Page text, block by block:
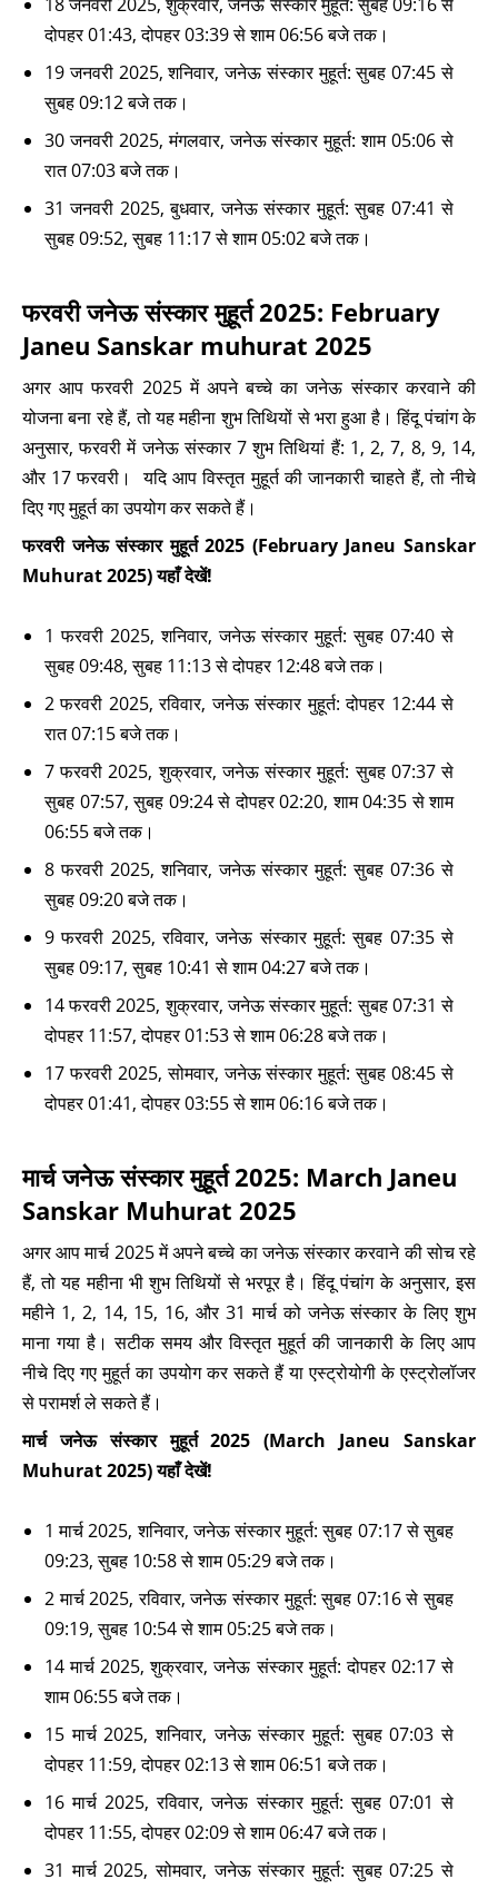
दोपहर 01:43, दोपहर 03:39 से शाम 06:56 बजे तक।
19 जनवरी 2025, शनिवार, जनेऊ संस्कार मुहूर्त: सुबह 07:45 से
सुबह 09:12 बजे तक।
30 जनवरी 2025, मंगलवार, जनेऊ संस्कार मुहूर्त: शाम 05:06 से
रात 07:03 बजे तक।
31 जनवरी 2025, बुधवार, जनेऊ संस्कार मुहूर्त: सुबह 07:41 से
सुबह 09:52, सुबह 11:17 से शाम 05:02 बजे तक।
फरवरी जनेऊ संस्कार मुहूर्त 2025: February
Janeu Sanskar muhurat 2025
अगर आप फरवरी 2025 में अपने बच्चे का जनेऊ संस्कार करवाने की
योजना बना रहे हैं, तो यह महीना शुभ तिथियों से भरा हुआ है। हिंदू पंचांग के
अनुसार, फरवरी में जनेऊ संस्कार 7 शुभ तिथियां हैं: 1, 2, 7, 8, 9, 14,
और 17 फरवरी। यदि आप विस्तृत मुहूर्त की जानकारी चाहते हैं, तो नीचे
दिए गए मुहूर्त का उपयोग कर सकते हैं।
फरवरी जनेऊ संस्कार मुहूर्त 2025 (February Janeu Sanskar
Muhurat 2025) यहाँ देखें!
1 फरवरी 2025, शनिवार, जनेऊ संस्कार मुहूर्त: सुबह 07:40 से
सुबह 09:48, सुबह 11:13 से दोपहर 12:48 बजे तक।
2 फरवरी 2025, रविवार, जनेऊ संस्कार मुहूर्त: दोपहर 12:44 से
रात 07:15 बजे तक।
7 फरवरी 2025, शुक्रवार, जनेऊ संस्कार मुहूर्त: सुबह 07:37 से
सुबह 07:57, सुबह 09:24 से दोपहर 02:20, शाम 04:35 से शाम
06:55 बजे तक।
8 फरवरी 2025, शनिवार, जनेऊ संस्कार मुहूर्त: सुबह 07:36 से
सुबह 09:20 बजे तक।
9 फरवरी 2025, रविवार, जनेऊ संस्कार मुहूर्त: सुबह 07:35 से
सुबह 09:17, सुबह 10:41 से शाम 04:27 बजे तक।
14 फरवरी 2025, शुक्रवार, जनेऊ संस्कार मुहूर्त: सुबह 07:31 से
दोपहर 11:57, दोपहर 01:53 से शाम 06:28 बजे तक।
17 फरवरी 2025, सोमवार, जनेऊ संस्कार मुहूर्त: सुबह 08:45 से
दोपहर 01:41, दोपहर 03:55 से शाम 06:16 बजे तक।
मार्च जनेऊ संस्कार मुहूर्त 2025: March Janeu
Sanskar Muhurat 2025
अगर आप मार्च 2025 में अपने बच्चे का जनेऊ संस्कार करवाने की सोच रहे
हैं, तो यह महीना भी शुभ तिथियों से भरपूर है। हिंदू पंचांग के अनुसार, इस
महीने 1, 2, 14, 15, 16, और 31 मार्च को जनेऊ संस्कार के लिए शुभ
माना गया है। सटीक समय और विस्तृत मुहूर्त की जानकारी के लिए आप
नीचे दिए गए मुहूर्त का उपयोग कर सकते हैं या एस्ट्रोयोगी के एस्ट्रोलॉजर
से परामर्श ले सकते हैं।
मार्च जनेऊ संस्कार मुहूर्त 2025 (March Janeu Sanskar
Muhurat 2025) यहाँ देखें!
1 मार्च 2025, शनिवार, जनेऊ संस्कार मुहूर्त: सुबह 07:17 से सुबह
09:23, सुबह 10:58 से शाम 05:29 बजे तक।
2 मार्च 2025, रविवार, जनेऊ संस्कार मुहूर्त: सुबह 07:16 से सुबह
09:19, सुबह 10:54 से शाम 05:25 बजे तक।
14 मार्च 2025, शुक्रवार, जनेऊ संस्कार मुहूर्त: दोपहर 02:17 से
शाम 06:55 बजे तक।
15 मार्च 2025, शनिवार, जनेऊ संस्कार मुहूर्त: सुबह 07:03 से
दोपहर 11:59, दोपहर 02:13 से शाम 06:51 बजे तक।
16 मार्च 2025, रविवार, जनेऊ संस्कार मुहूर्त: सुबह 07:01 से
दोपहर 11:55, दोपहर 02:09 से शाम 06:47 बजे तक।
31 मार्च 2025, सोमवार, जनेऊ संस्कार मुहूर्त: सुबह 07:25 से